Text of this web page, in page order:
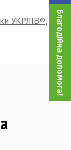
Благодійна допомога!
УКРЛІВ®,